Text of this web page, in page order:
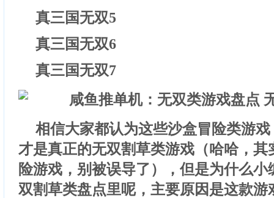
真三国无双5
真三国无双6
真三国无双7
相信大家都认为这些沙盒冒险类游
才是真正的无双割草类游戏（哈哈，其
险游戏，别被误导了），但是为什么
双割草类盘点里呢，主要原因是这款游